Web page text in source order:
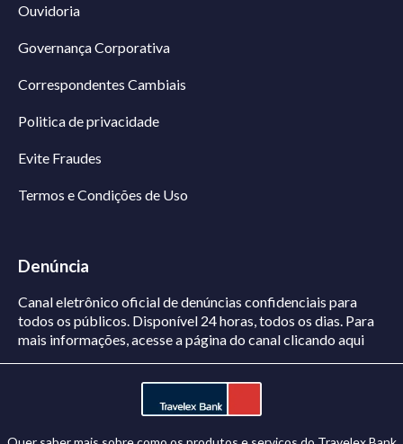
Ouvidoria
Governança Corporativa
Correspondentes Cambiais
Politica de privacidade
Evite Fraudes
Termos e Condições de Uso
Denúncia
Canal eletrônico oficial de denúncias confidenciais para
todos os públicos. Disponível 24 horas, todos os dias. Para
mais informações, acesse a página do canalclicando aqui